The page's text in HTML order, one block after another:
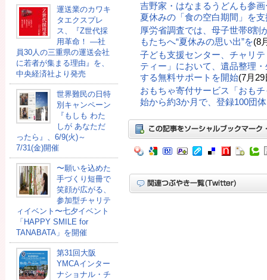
運送業のカワキ
タエクスプレ
ス、『Z世代採
用革命！ ―社
員30人の三重県の運送会社
に若者が集まる理由』を、
中央経済社より発売
世界難民の日特
別キャンペーン
『もしも わた
しが あなただ
ったら』、6/9(火)～
7/31(金)開催
〜願いを込めた
手づくり短冊で
笑顔が広がる、
参加型チャリテ
ィイベント〜七夕イベント
「HAPPY SMILE for
TANABATA」を開催
第31回大阪
YMCAインター
ナショナル・チ
吉野家・はなまるうどんも参
夏休みの「食の空白期間」を支
厚労省調査では、母子世帯8割
もたちへ“夏休みの思い出”を(8
子ども支援センター、チャリ
ティー」において、遺品整理
する無料サポートを開始(7月29
おもちゃ寄付サービス「おも
始から約3か月で、登録100団